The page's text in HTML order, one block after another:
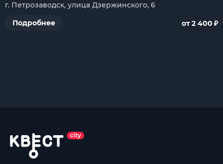
г. Петрозаводск, улица Дзержинского, 6
Подробнее
от 2 400 ₽